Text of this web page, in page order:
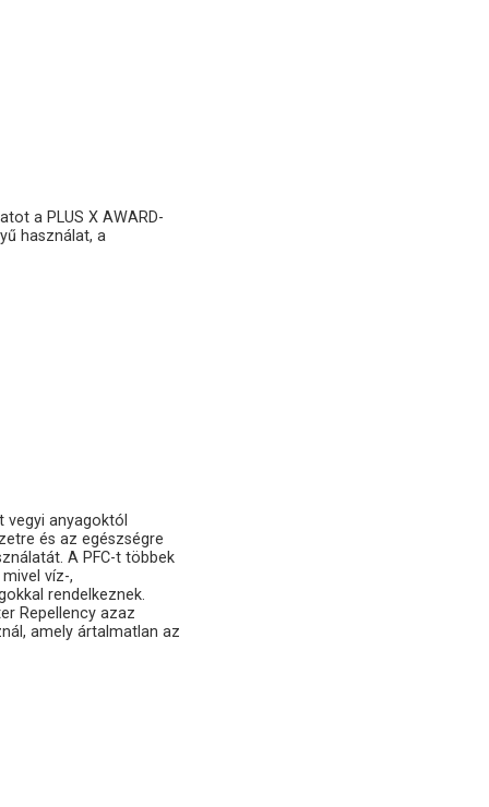
a PLUS X AWARD-
használat, a
anyagoktól
és az egészségre
A PFC-t többek
víz-,
rendelkeznek.
Repellency azaz
amely ártalmatlan az